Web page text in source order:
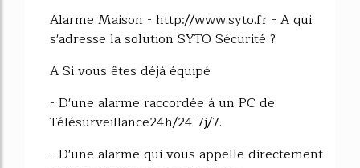
Alarme Maison - http://www.syto.fr - A qui
s'adresse la solution SYTO Sécurité ?
A Si vous êtes déjà équipé
- D'une alarme raccordée à un PC de
Télésurveillance24h/24 7j/7.
- D'une alarme qui vous appelle directement